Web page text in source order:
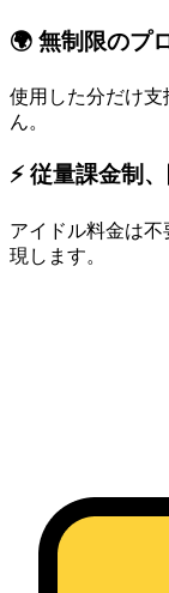
🌍 無制限のプ
使用した分だけ
ん。
⚡ 従量課金制
アイドル料金は
現します。